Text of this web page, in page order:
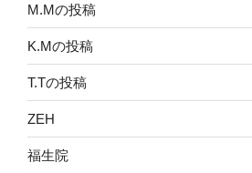
M.Mの投稿
K.Mの投稿
T.Tの投稿
ZEH
福生院